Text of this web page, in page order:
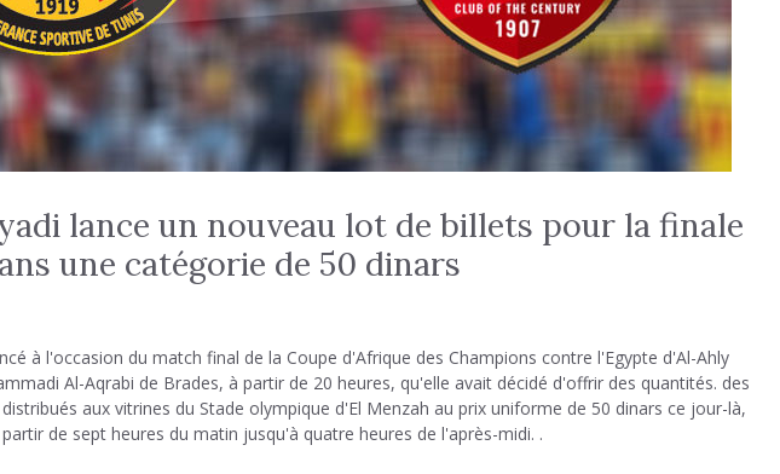
lance un nouveau lot de billets pour la finale
une catégorie de 50 dinars
à l'occasion du match final de la Coupe d'Afrique des Champions contre l'Egypte d'Al-Ahly
Al-Aqrabi de Brades, à partir de 20 heures, qu'elle avait décidé d'offrir des quantités. des
aux vitrines du Stade olympique d'El Menzah au prix uniforme de 50 dinars ce jour-là,
de sept heures du matin jusqu'à quatre heures de l'après-midi. .